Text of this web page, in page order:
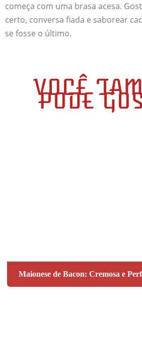
começa com uma brasa acesa.
certo, conversa fiada e saborear
se fosse o último.
VOCÊ
PODE
Maionese de Bacon: Cremosa e